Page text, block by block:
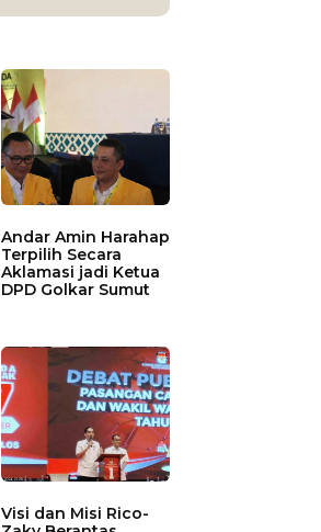
Andar Amin Harahap
Terpilih Secara
Aklamasi jadi Ketua
DPD Golkar Sumut
Visi dan Misi Rico-